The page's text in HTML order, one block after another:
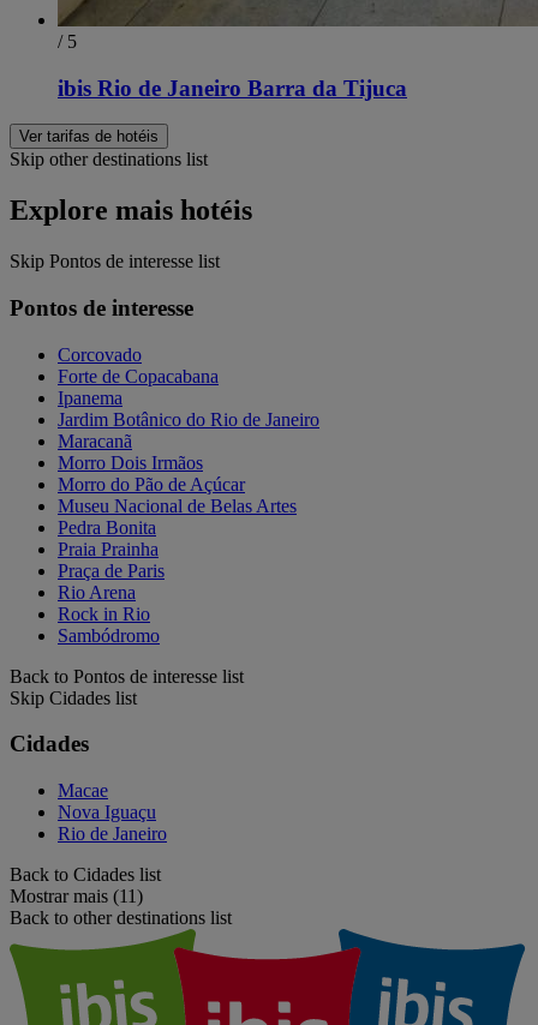
/ 5
ibis Rio de Janeiro Barra da Tijuca
Ver tarifas de hotéis
Skip other destinations list
Explore mais hotéis
Skip Pontos de interesse list
Pontos de interesse
Corcovado
Forte de Copacabana
Ipanema
Jardim Botânico do Rio de Janeiro
Maracanã
Morro Dois Irmãos
Morro do Pão de Açúcar
Museu Nacional de Belas Artes
Pedra Bonita
Praia Prainha
Praça de Paris
Rio Arena
Rock in Rio
Sambódromo
Back to Pontos de interesse list
Skip Cidades list
Cidades
Macae
Nova Iguaçu
Rio de Janeiro
Back to Cidades list
Mostrar mais (11)
Back to other destinations list